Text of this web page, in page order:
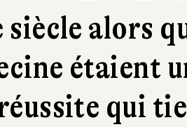
siècle alors
étaient
qui